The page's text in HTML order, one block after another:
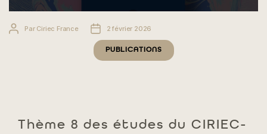
Auteur
Par Ciriec France
Date
l’article
2 février 2026
Catégories
PUBLICATIONS
Thème 8 des études du CIRIEC-